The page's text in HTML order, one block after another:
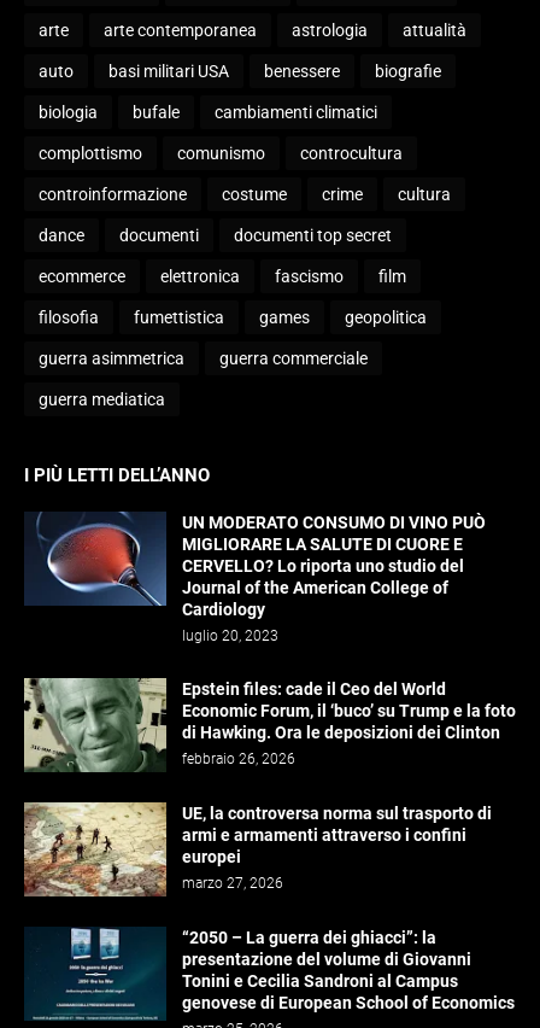
arte arte contemporanea astrologia attualità
auto basi militari USA benessere biografie
biologia bufale cambiamenti climatici
complottismo comunismo controcultura
controinformazione costume crime cultura
dance documenti documenti top secret
ecommerce elettronica fascismo film
filosofia fumettistica games geopolitica
guerra asimmetrica guerra commerciale
guerra mediatica
I PIÙ LETTI DELL’ANNO
UN MODERATO CONSUMO DI VINO PUÒ
MIGLIORARE LA SALUTE DI CUORE E
CERVELLO? Lo riporta uno studio del
Journal of the American College of
Cardiology
luglio 20, 2023
Epstein files: cade il Ceo del World
Economic Forum, il ‘buco’ su Trump e la foto
di Hawking. Ora le deposizioni dei Clinton
febbraio 26, 2026
UE, la controversa norma sul trasporto di
armi e armamenti attraverso i confini
europei
marzo 27, 2026
“2050 – La guerra dei ghiacci”: la
presentazione del volume di Giovanni
Tonini e Cecilia Sandroni al Campus
genovese di European School of Economics